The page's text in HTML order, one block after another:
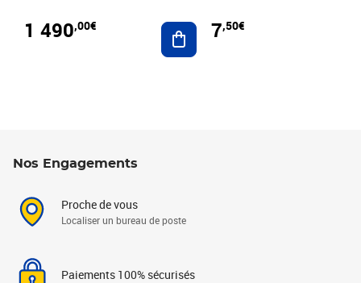
1 490,00€ Ajouter au panier
7,50€
Nos Engagements
Proche de vous
Localiser un bureau de poste
Paiements 100% sécurisés